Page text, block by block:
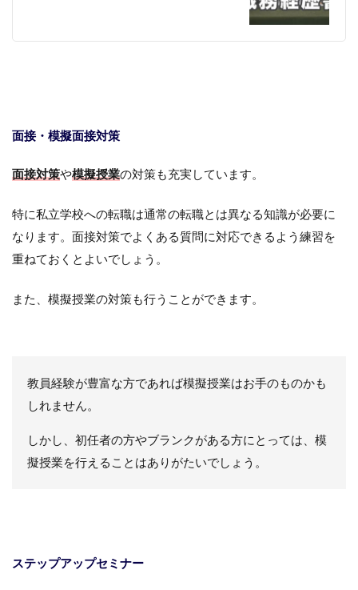
面接・模擬面接対策
面接対策や模擬授業の対策も充実しています。
特に私立学校への転職は通常の転職とは異なる知識が必要に
なります。面接対策でよくある質問に対応できるよう練習を
重ねておくとよいでしょう。
また、模擬授業の対策も行うことができます。
教員経験が豊富な方であれば模擬授業はお手のものかも
しれません。
しかし、初任者の方やブランクがある方にとっては、模
擬授業を行えることはありがたいでしょう。
ステップアップセミナー